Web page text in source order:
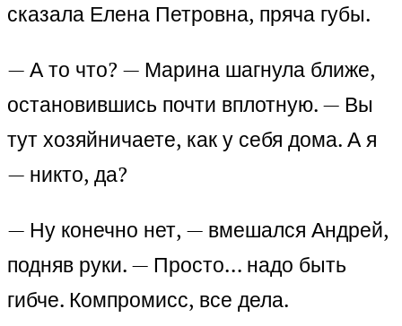
сказала Елена Петровна, пряча губы.
— А то что? — Марина шагнула ближе,
остановившись почти вплотную. — Вы
тут хозяйничаете, как у себя дома. А я
— никто, да?
— Ну конечно нет, — вмешался Андрей,
подняв руки. — Просто… надо быть
гибче. Компромисс, все дела.